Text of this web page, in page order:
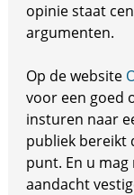
opinie staat
argumenten.
Op de website
voor een goed
insturen naar
publiek bereikt
punt. En u
aandacht